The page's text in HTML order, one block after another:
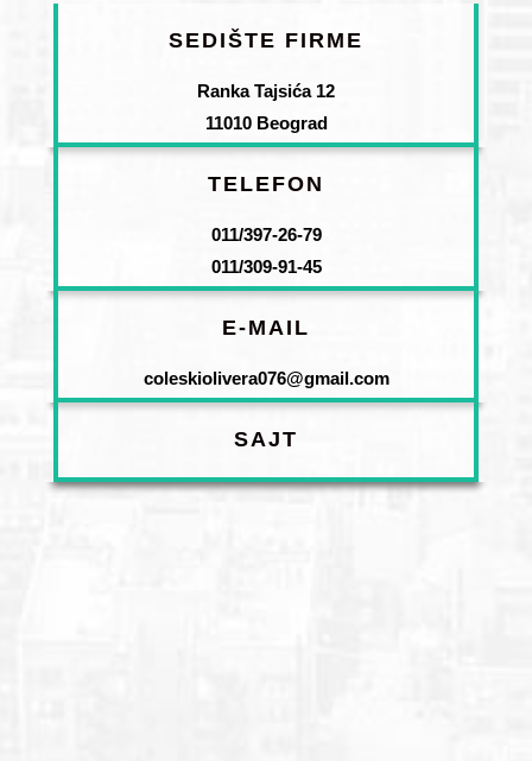
SEDIŠTE FIRME
Ranka Tajsića 12
11010 Beograd
TELEFON
011/397-26-79
011/309-91-45
E-MAIL
coleskiolivera076@gmail.com
SAJT